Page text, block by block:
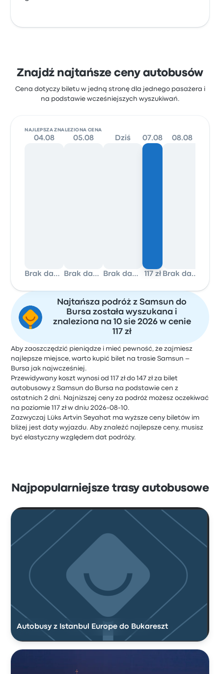
Znajdź najtańsze ceny autobusów
Cena dotyczy biletu w jedną stronę dla jednego pasażera i
na podstawie wcześniejszych wyszukiwań.
NAJLEPSZA ZNALEZIONA CENA
04.08
Brak danych
05.08
Brak danych
Dziś
Brak danych
07.08
117 zł
08.08
Brak danych
Najtańsza podróż z Samsun do
Bursa została wyszukana i
znaleziona na 10 sie 2026 w cenie
117 zł
Aby zaoszczędzić pieniądze i mieć pewność, że zajmiesz
najlepsze miejsce, warto kupić bilet na trasie Samsun –
Bursa jak najwcześniej.
Przewidywany koszt wynosi od 117 zł do 147 zł za bilet
autobusowy z Samsun do Bursa na podstawie cen z
ostatnich 2 dni. Najniższej ceny za podróż możesz oczekiwać
na poziomie 117 zł w dniu 2026-08-10.
Zazwyczaj Lüks Artvin Seyahat ma wyższe ceny biletów im
bliżej jest daty wyjazdu. Aby znaleźć najlepsze ceny, musisz
być elastyczny względem dat podróży.
Najpopularniejsze trasy autobusowe
Autobusy z Istanbul Europe do Bukareszt